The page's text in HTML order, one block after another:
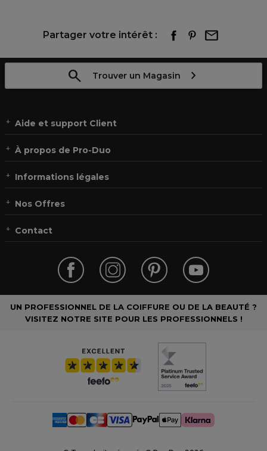
Partager votre intérêt :
Trouver un Magasin
Aide et support Client
À propos de Pro-Duo
Informations légales
Nos Offres
Contact
UN PROFESSIONNEL DE LA COIFFURE OU DE LA BEAUTÉ ?
VISITEZ NOTRE SITE POUR LES PROFESSIONNELS !